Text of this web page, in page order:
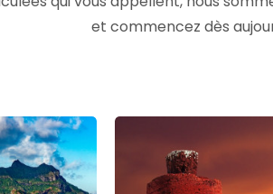
et commencez dès